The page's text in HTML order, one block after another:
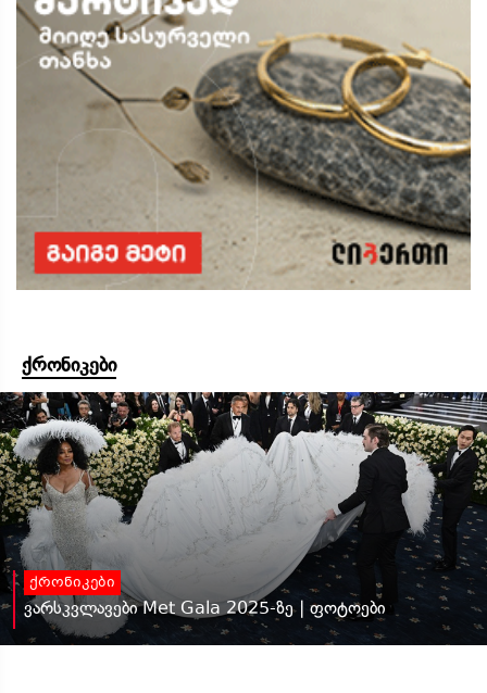
ქრონიკები
ქრონიკები
ვარსკვლავები Met Gala 2025-ზე | ფოტოები